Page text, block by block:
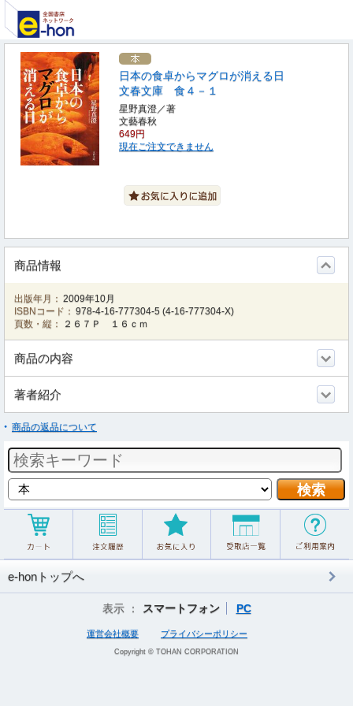
日本の食卓からマグロが消える日
文春文庫 食４－１
星野真澄／著
文藝春秋
649円
現在ご注文できません
商品情報
出版年月： 2009年10月
ISBNコード： 978-4-16-777304-5 (4-16-777304-X)
頁数・縦：
２６７Ｐ １６ｃｍ
商品の内容
著者紹介
商品の返品について
e-honトップへ
表示 ： スマートフォン PC
運営会社概要 プライバシーポリシー
Copyright © TOHAN CORPORATION